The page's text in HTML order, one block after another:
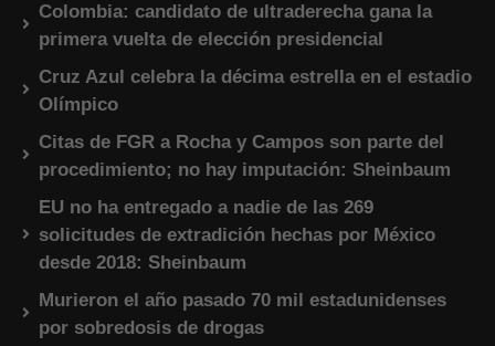
Colombia: candidato de ultraderecha gana la
primera vuelta de elección presidencial
Cruz Azul celebra la décima estrella en el estadio
Olímpico
Citas de FGR a Rocha y Campos son parte del
procedimiento; no hay imputación: Sheinbaum
EU no ha entregado a nadie de las 269
solicitudes de extradición hechas por México
desde 2018: Sheinbaum
Murieron el año pasado 70 mil estadunidenses
por sobredosis de drogas